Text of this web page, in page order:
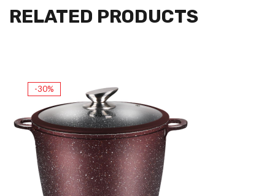
RELATED PRODUCTS
-30%